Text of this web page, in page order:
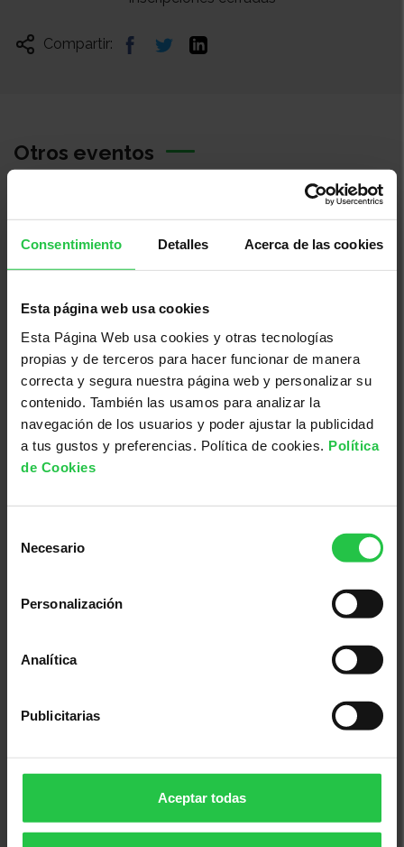
Consentimiento Detalles Acerca de las cookies
Esta página web usa cookies
Esta Página Web usa cookies y otras tecnologías
propias y de terceros para hacer funcionar de manera
correcta y segura nuestra página web y personalizar su
contenido. También las usamos para analizar la
navegación de los usuarios y poder ajustar la publicidad
a tus gustos y preferencias. Política de cookies. Política
de Cookies
Necesario
Personalización
Analítica
Publicitarias
Aceptar todas
Compartir:
Otros eventos
Cáncer, investigación, ayudas a la investigación
03/09/2026
Cierre Clínico Formación AECC USAL
y USC 2026
Cáncer, investigación, ayudas a la investigación
convocatoria FORCE